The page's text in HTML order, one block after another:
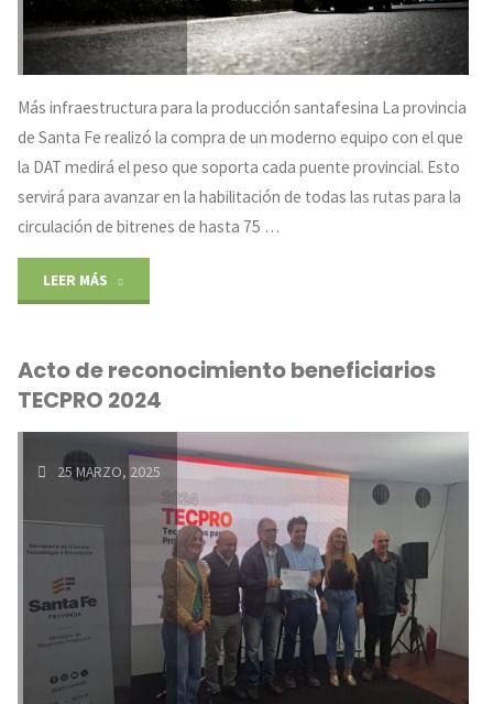
Autoridades"
Más infraestructura para la producción santafesina La provincia
de Santa Fe realizó la compra de un moderno equipo con el que
la DAT medirá el peso que soporta cada puente provincial. Esto
servirá para avanzar en la habilitación de todas las rutas para la
circulación de bitrenes de hasta 75 …
LEER MÁS
en
DAT"
Acto de reconocimiento beneficiarios
TECPRO 2024
25 MARZO, 2025